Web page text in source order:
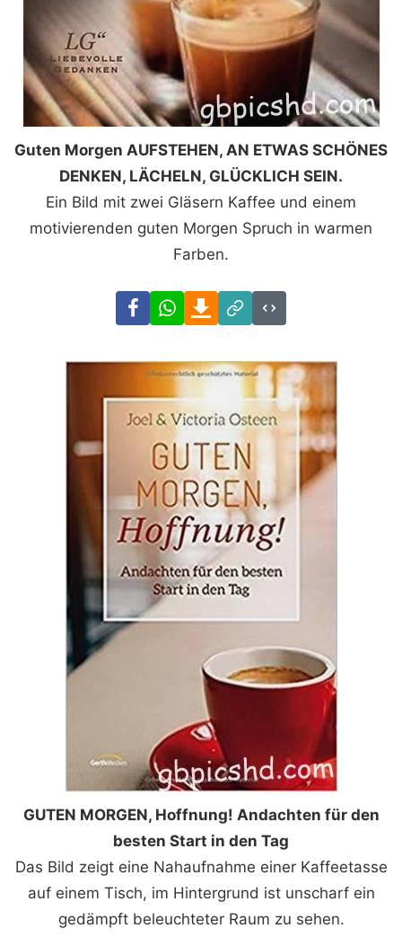
Guten Morgen AUFSTEHEN, AN ETWAS SCHÖNES
DENKEN, LÄCHELN, GLÜCKLICH SEIN.
Ein Bild mit zwei Gläsern Kaffee und einem
motivierenden guten Morgen Spruch in warmen
Farben.
FacebookWhatsAppDownload
Link
Code
GUTEN MORGEN, Hoffnung! Andachten für den
besten Start in den Tag
Das Bild zeigt eine Nahaufnahme einer Kaffeetasse
auf einem Tisch, im Hintergrund ist unscharf ein
gedämpft beleuchteter Raum zu sehen.